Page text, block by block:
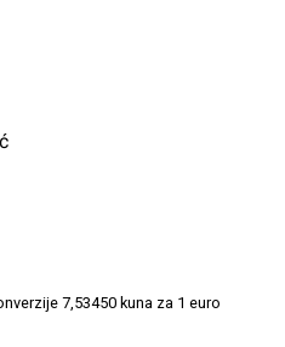
7,53450 kuna za 1 euro